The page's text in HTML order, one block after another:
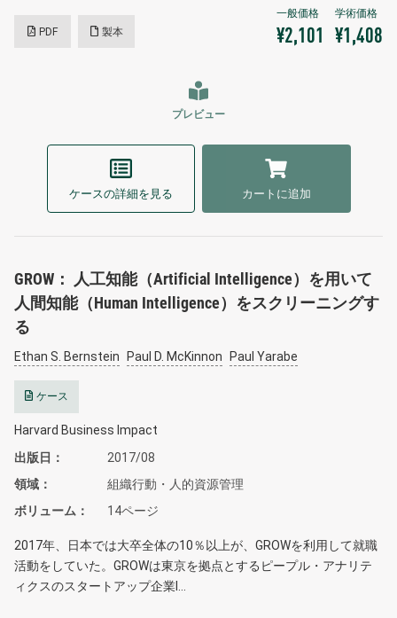
PDF 製本 ¥2,101 ¥1,408
プレビュー
ケースの詳細を見る カートに追加
GROW： 人工知能（Artificial Intelligence）を用いて
人間知能（Human Intelligence）をスクリーニングす
る
Ethan S. Bernstein Paul D. McKinnon Paul Yarabe
ケース
Harvard Business Impact
出版日
2017/08
領域
組織行動・人的資源管理
ボリューム
14ページ
2017年、日本では大卒全体の10％以上が、GROWを利用して就職
活動をしていた。GROWは東京を拠点とするピープル・アナリテ
ィクスのスタートアップ企業I…